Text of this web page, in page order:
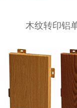
木纹转印铝